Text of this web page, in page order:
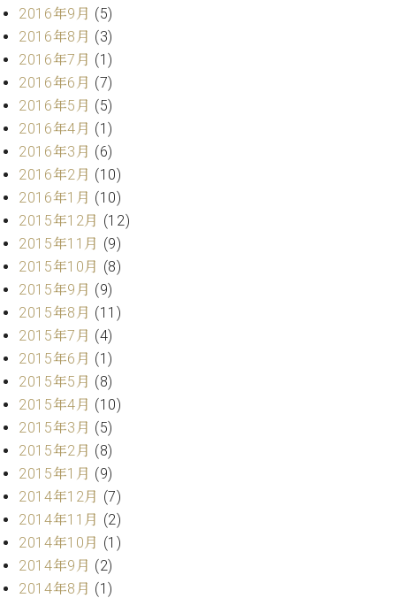
マ
ー
サ
ー
ビ
(
調
律
)
ア
フ
タ
ー
サ
ー
ス
(調
律)
調
律
紹
介
調
律
料
金
2016年9月 (5)
2016年8月 (3)
2016年7月 (1)
2016年6月 (7)
2016年5月 (5)
2016年4月 (1)
2016年3月 (6)
2016年2月 (10)
2016年1月 (10)
2015年12月 (12)
2015年11月 (9)
2015年10月 (8)
2015年9月 (9)
2015年8月 (11)
2015年7月 (4)
2015年6月 (1)
2015年5月 (8)
2015年4月 (10)
2015年3月 (5)
2015年2月 (8)
2015年1月 (9)
2014年12月 (7)
2014年11月 (2)
2014年10月 (1)
2014年9月 (2)
2014年8月 (1)